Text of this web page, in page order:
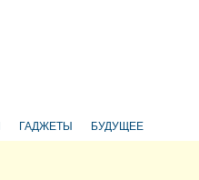
ГАДЖЕТЫ БУДУЩЕЕ